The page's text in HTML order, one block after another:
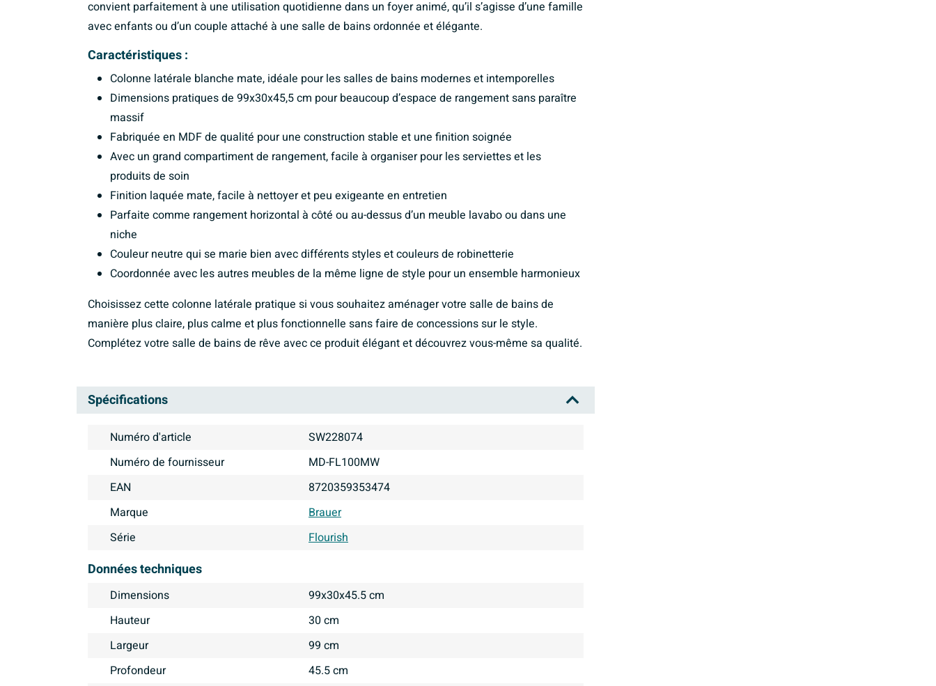
convient parfaitement à une utilisation quotidienne dans un foyer animé, qu’il s’agisse d’une famille
avec enfants ou d’un couple attaché à une salle de bains ordonnée et élégante.
Caractéristiques :
Colonne latérale blanche mate, idéale pour les salles de bains modernes et intemporelles
Dimensions pratiques de 99x30x45,5 cm pour beaucoup d’espace de rangement sans paraître
massif
Fabriquée en MDF de qualité pour une construction stable et une finition soignée
Avec un grand compartiment de rangement, facile à organiser pour les serviettes et les
produits de soin
Finition laquée mate, facile à nettoyer et peu exigeante en entretien
Parfaite comme rangement horizontal à côté ou au-dessus d’un meuble lavabo ou dans une
niche
Couleur neutre qui se marie bien avec différents styles et couleurs de robinetterie
Coordonnée avec les autres meubles de la même ligne de style pour un ensemble harmonieux
Choisissez cette colonne latérale pratique si vous souhaitez aménager votre salle de bains de
manière plus claire, plus calme et plus fonctionnelle sans faire de concessions sur le style.
Complétez votre salle de bains de rêve avec ce produit élégant et découvrez vous-même sa qualité.
Spécifications
Numéro d'article
SW228074
Numéro de fournisseur
MD-FL100MW
EAN
8720359353474
Marque
Brauer
Série
Flourish
Données techniques
Dimensions
99x30x45.5 cm
Hauteur
30 cm
Largeur
99 cm
Profondeur
45.5 cm